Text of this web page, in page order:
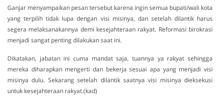
Ganjar menyampaikan pesan tersebut karena ingin semua bupati/wali kota
yang terpilih tidak lupa dengan visi misinya, dan setelah dilantik harus
segera melaksanakannya demi kesejahteraan rakyat. Reformasi birokrasi
menjadi sangat penting dilakukan saat ini.
Dikatakan, jabatan ini cuma mandat saja, tuannya ya rakyat sehingga
mereka diharapkan mengerti dan bekerja sesuai apa yang menjadi visi
misinya dulu. Sekarang setelah dilantik saatnya visi misinya dieksekusi
untuk kesejahteraan rakyat.(kad)